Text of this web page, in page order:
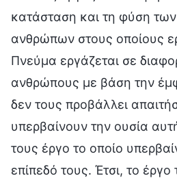
κατάσταση και τη φύση
ανθρώπων στους οποίους
Πνεύμα εργάζεται σε
ανθρώπους με βάση την
δεν τους προβάλλει
υπερβαίνουν την ουσία
τους έργο το οποίο
επίπεδό τους. Έτσι, το έργο